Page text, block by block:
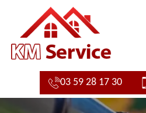
03 59 28 17 30